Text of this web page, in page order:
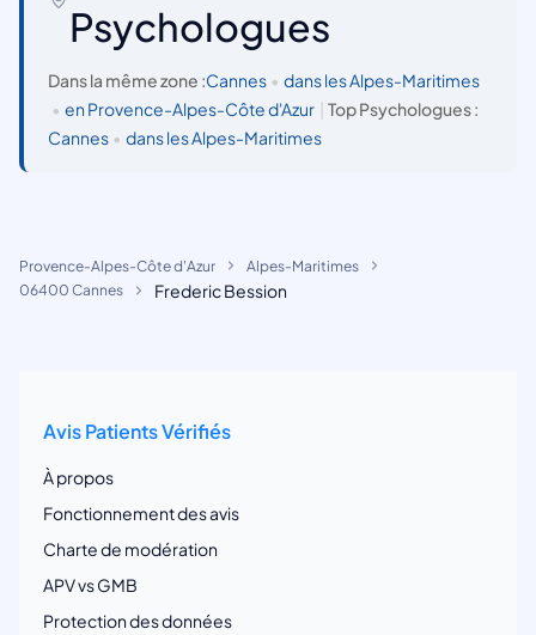
Psychologues
Dans la même zone :Cannes • dans les Alpes-Maritimes
• en Provence-Alpes-Côte d'Azur
Top Psychologues :
Cannes • dans les Alpes-Maritimes
Provence-Alpes-Côte d'Azur
Alpes-Maritimes
06400 Cannes
Frederic Bession
Avis Patients Vérifiés
À propos
Fonctionnement des avis
Charte de modération
APV vs GMB
Protection des données